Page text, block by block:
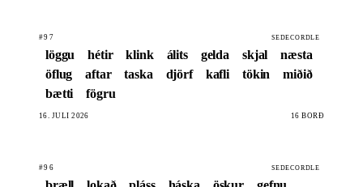
#97 SEDECORDLE
löggu hétir klink álits gelda skjal
næsta
öflug
aftar taska djörf kafli tökin
miðið
bætti
fögru
16. JÚLÍ 2026 16 BORÐ
#96 SEDECORDLE